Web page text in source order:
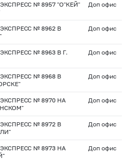
№ 8957 "О"КЕЙ"
Доп офис
№ 8962 В
Доп офис
№ 8963 В Г.
Доп офис
№ 8968 В
Доп офис
№ 8970 НА
Доп офис
№ 8972 В
Доп офис
№ 8973 НА
Доп офис